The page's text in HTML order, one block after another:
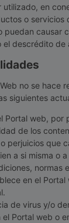
utilizado, en
o servicios
puedan causar
el descrédito de
no se hace
siguientes
Portal web, por
de los
perjuicios que
a si misma o
normas
en el Portal
de virus y/o
el Portal web o